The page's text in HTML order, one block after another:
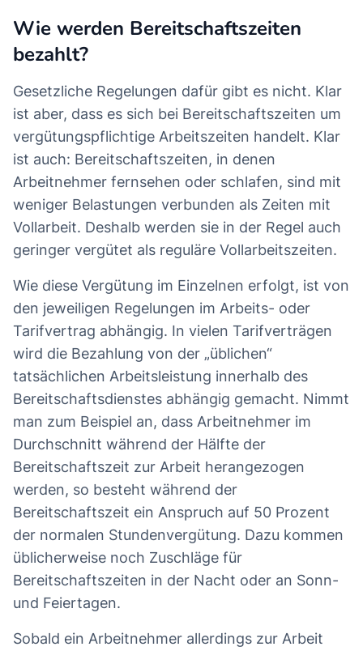
Wie werden Bereitschaftszeiten
bezahlt?
Gesetzliche Regelungen dafür gibt es nicht. Klar
ist aber, dass es sich bei Bereitschaftszeiten um
vergütungspflichtige Arbeitszeiten handelt. Klar
ist auch: Bereitschaftszeiten, in denen
Arbeitnehmer fernsehen oder schlafen, sind mit
weniger Belastungen verbunden als Zeiten mit
Vollarbeit. Deshalb werden sie in der Regel auch
geringer vergütet als reguläre Vollarbeitszeiten.
Wie diese Vergütung im Einzelnen erfolgt, ist von
den jeweiligen Regelungen im Arbeits- oder
Tarifvertrag abhängig. In vielen Tarifverträgen
wird die Bezahlung von der „üblichen“
tatsächlichen Arbeitsleistung innerhalb des
Bereitschaftsdienstes abhängig gemacht. Nimmt
man zum Beispiel an, dass Arbeitnehmer im
Durchschnitt während der Hälfte der
Bereitschaftszeit zur Arbeit herangezogen
werden, so besteht während der
Bereitschaftszeit ein Anspruch auf 50 Prozent
der normalen Stundenvergütung. Dazu kommen
üblicherweise noch Zuschläge für
Bereitschaftszeiten in der Nacht oder an Sonn-
und Feiertagen.
Sobald ein Arbeitnehmer allerdings zur Arbeit